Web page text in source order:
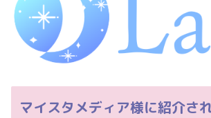
マイスタメディア様に紹介さ